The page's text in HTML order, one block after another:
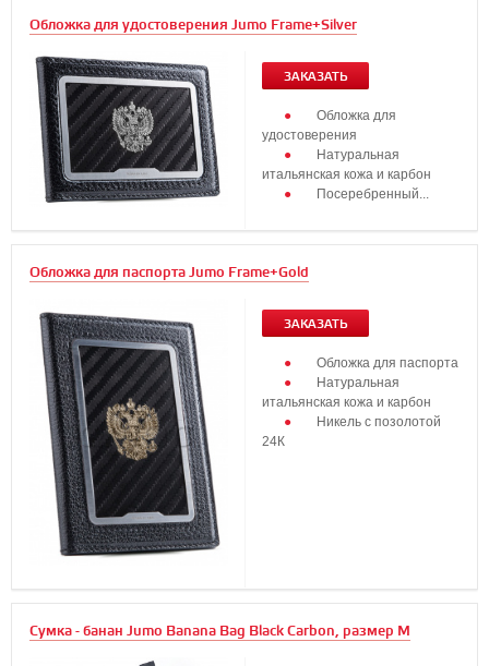
Обложка для удостоверения Jumo Frame+Silver
ЗАКАЗАТЬ
Обложка для
удостоверения
Натуральная
итальянская кожа и карбон
Посеребренный...
Обложка для паспорта Jumo Frame+Gold
ЗАКАЗАТЬ
Обложка для паспорта
Натуральная
итальянская кожа и карбон
Никель с позолотой
24К
Сумка - банан Jumo Banana Bag Black Carbon, размер М